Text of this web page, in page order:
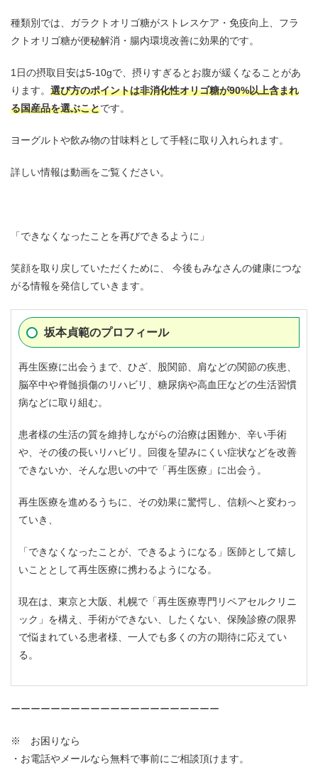
種類別では、ガラクトオリゴ糖がストレスケア・免疫向上、フラ
クトオリゴ糖が便秘解消・腸内環境改善に効果的です。
1日の摂取目安は5-10gで、摂りすぎるとお腹が緩くなることがあ
ります。 選び方のポイントは非消化性オリゴ糖が90%以上含まれ
る国産品を選ぶことです。
ヨーグルトや飲み物の甘味料として手軽に取り入れられます。
詳しい情報は動画をご覧ください。
「できなくなったことを再びできるように」
笑顔を取り戻していただくために、 今後もみなさんの健康につな
がる情報を発信していきます。
坂本貞範のプロフィール
再生医療に出会うまで、ひざ、股関節、肩などの関節の疾患、
脳卒中や脊髄損傷のリハビリ、糖尿病や高血圧などの生活習慣
病などに取り組む。
患者様の生活の質を維持しながらの治療は困難か、辛い手術
や、その後の長いリハビリ。回復を望みにくい症状などを改善
できないか、そんな思いの中で「再生医療」に出会う。
再生医療を進めるうちに、その効果に驚愕し、信頼へと変わっ
ていき、
「できなくなったことが、できるようになる」医師として嬉し
いこととして再生医療に携わるようになる。
現在は、東京と大阪、札幌で「再生医療専門リペアセルクリニ
ック」を構え、手術ができない、したくない、保険診療の限界
で悩まれている患者様、一人でも多くの方の期待に応えてい
る。
ーーーーーーーーーーーーーーーーーーーーー
※ お困りなら
・お電話やメールなら無料で事前にご相談頂けます。